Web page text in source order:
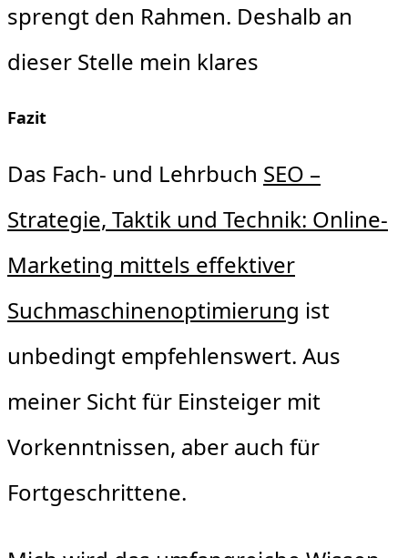
sprengt den Rahmen. Deshalb an
dieser Stelle mein klares
Fazit
Das Fach- und Lehrbuch SEO –
Strategie, Taktik und Technik: Online-
Marketing mittels effektiver
Suchmaschinenoptimierung ist
unbedingt empfehlenswert. Aus
meiner Sicht für Einsteiger mit
Vorkenntnissen, aber auch für
Fortgeschrittene.